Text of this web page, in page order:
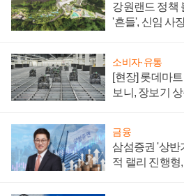
강원랜드 정책
'흔들', 신임 사
소비자·유통
[현장] 롯데마
보니, 장보기
금융
삼섬증권 '상반
적 랠리 진행형